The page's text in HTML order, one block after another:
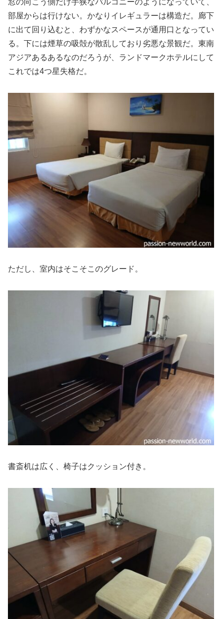
部屋からは行けない。かなりイレギュラーは構造だ。廊下
に出て回り込むと、わずかなスペースが通用口となってい
る。下には煙草の吸殻が散乱しており劣悪な景観だ。東南
アジアあるあるなのだろうが、ランドマークホテルにして
これでは4つ星失格だ。
ただし、室内はそこそこのグレード。
書斎机は広く、椅子はクッション付き。